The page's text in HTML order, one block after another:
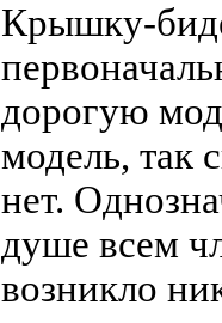
Крышку-
дорогую
модель, так
нет.
душе всем
возникло